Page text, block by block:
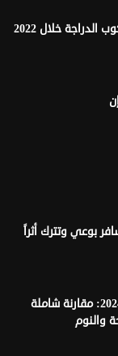
خلال 2022
بوعي وتترك أثراً
ساعات اللياقة الذكية 2024/2025: مقارنة شاملة
والنوم